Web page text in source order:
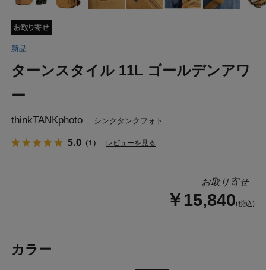
新品
ターンスタイル 11L ゴールデンアワ
ー
thinkTANKphoto シンクタンクフォト
5.0 （1） レビューを見る
お取り寄せ
￥15,840(税込)
カラー